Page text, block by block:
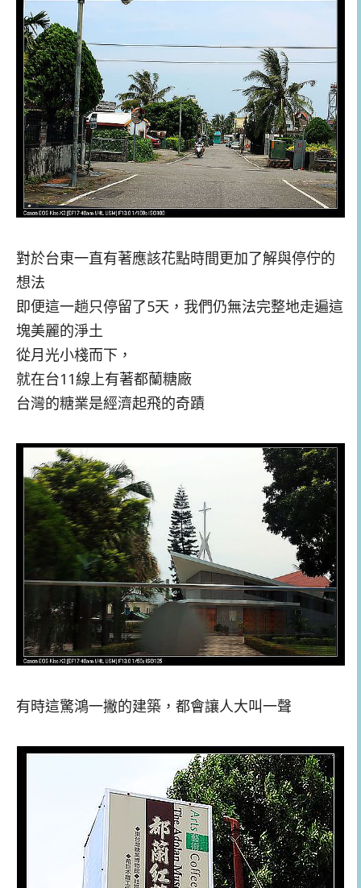
對於台東一直有著應該花點時間更加了解與停佇的
想法
即便這一趟只停留了5天，我們仍無法完整地走遍這
塊美麗的淨土
從月光小棧而下，
就在台11線上有著都蘭糖廠
台灣的糖業是經濟起飛的奇蹟
有時這驚鴻一撇的建築，都會讓人大叫一聲